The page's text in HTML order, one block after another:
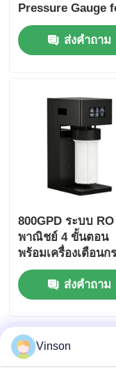
Pressure Gauge
Household &
Commercial Use
ส่งคำถาม
800GPD ระบบ
พาณิชย์ 4 ขั้นตอน
พร้อมเครื่องเตือนก
องสําหรับใช้งานใ
และสํานักงานส่งคำถาม
Vinson